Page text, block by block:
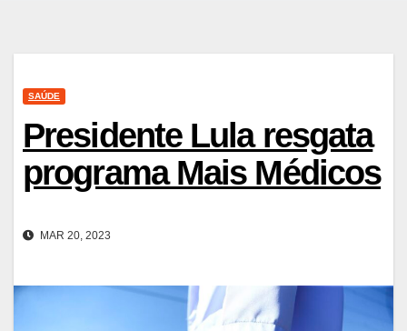
SAÚDE
Presidente Lula resgata
programa Mais Médicos
MAR 20, 2023